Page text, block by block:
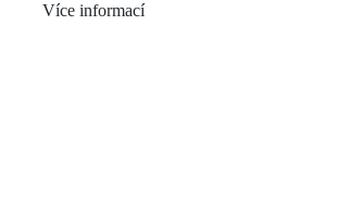
Více informací